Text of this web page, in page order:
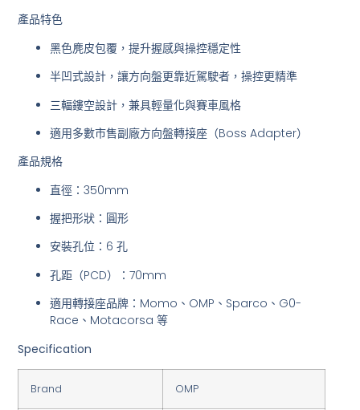
產品特色
黑色麂皮包覆，提升握感與操控穩定性
半凹式設計，讓方向盤更靠近駕駛者，操控更精準
三輻鏤空設計，兼具輕量化與賽車風格
適用多數市售副廠方向盤轉接座（Boss Adapter）
產品規格
直徑：350mm
握把形狀：圓形
安裝孔位：6 孔
孔距（PCD）：70mm
適用轉接座品牌：Momo、OMP、Sparco、G0-
Race、Motacorsa 等
Specification
Brand OMP